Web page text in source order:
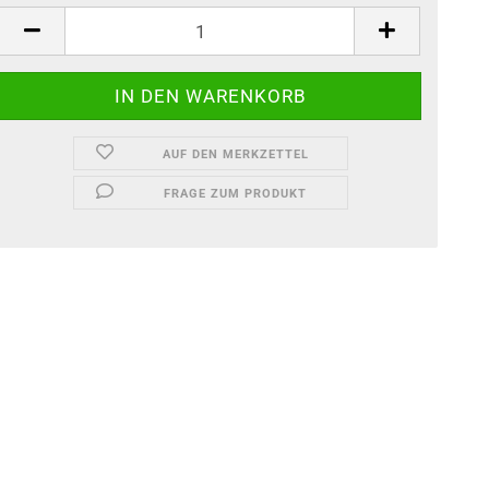
AUF DEN MERKZETTEL
FRAGE ZUM PRODUKT